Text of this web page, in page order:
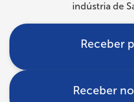
indústria de
Receber
Receber